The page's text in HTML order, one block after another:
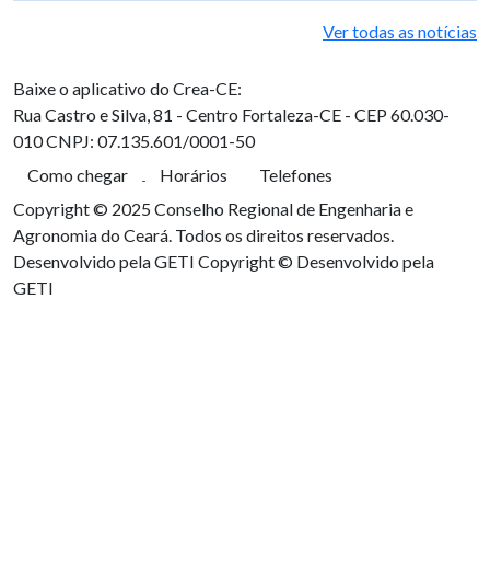
Ver todas as notícias
Baixe o aplicativo do Crea-CE:
Rua Castro e Silva, 81 - Centro Fortaleza-CE - CEP 60.030-
010CNPJ: 07.135.601/0001-50
Como chegar
Horários
Telefones
Copyright © 2025 Conselho Regional de Engenharia e
Agronomia do Ceará. Todos os direitos reservados.
Desenvolvido pela GETI Copyright © Desenvolvido pela
GETI